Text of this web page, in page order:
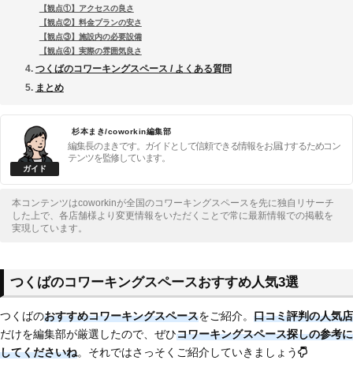
【観点①】アクセスの良さ
【観点②】料金プランの安さ
【観点③】施設内の必要設備
【観点④】実際の雰囲気良さ
つくばのコワーキングスペース / よくある質問
まとめ
杉本まき/coworkin編集部
編集長のまきです。ガイドとして信頼できる情報をお届けするためコン
テンツを監修しています。
本コンテンツはcoworkinが全国のコワーキングスペースを先に独自リサーチ
した上で、各店舗様より変更情報をいただくことで常に最新情報での掲載を
実現しています。
つくばのコワーキングスペースおすすめ人気3選
つくばのおすすめコワーキングスペースをご紹介。 口コミ評判の人気店
だけを編集部が厳選したので、ぜひコワーキングスペース探しの参考に
してくださいね。それではさっそくご紹介していきましょう